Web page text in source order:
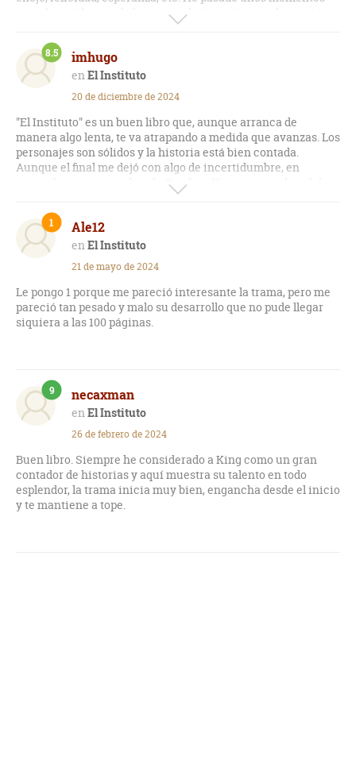
muy divertidos con la lectura y al mismo tiempo de tensión.
Siento que el libro realiza una crítica a los diferentes
sistemas y organizaciones delictivas. Ya sean sectas,
religiones o ciertas organizaciones que intentan moldear el
pensamiento de la sociedad. El egoísmo y la maldad de los
seres humanos. Lo que estos pueden hacer con tal de
beneficiarse a sí mismos, haciéndole daño a los demás.
imhugo
El Instituto
8.5
20 de diciembre de 2024
"El Instituto" es un buen libro que, aunque arranca de
manera algo lenta, te va atrapando a medida que avanzas. Los
personajes son sólidos y la historia está bien contada.
Aunque el final me dejó con algo de incertidumbre, en
general es una gran obra de Stephen King, que se aleja del
terror y lo paranormal para ofrecer algo diferente, pero
igualmente cautivador. Sin duda, es una lectura que vale la
pena.
Ale12
El Instituto
1
21 de mayo de 2024
Le pongo 1 porque me pareció interesante la trama, pero me
pareció tan pesado y malo su desarrollo que no pude llegar
siquiera a las 100 páginas.
necaxman
El Instituto
9
26 de febrero de 2024
Buen libro. Siempre he considerado a King como un gran
contador de historias y aquí muestra su talento en todo
esplendor, la trama inicia muy bien, engancha desde el inicio
y te mantiene a tope.